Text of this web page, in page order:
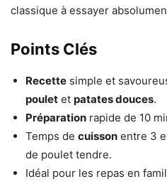
classique à essayer
Points Clés
Recette simple et
poulet et patates douces.
Préparation rapide de 10
Temps de cuisson entre 3
de poulet tendre.
Idéal pour les repas en